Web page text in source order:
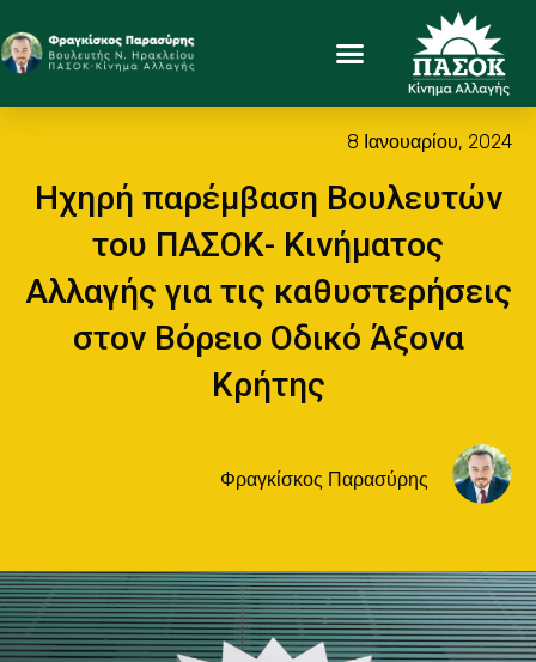
8 Ιανουαρίου, 2024
Ηχηρή παρέμβαση Βουλευτών
του ΠΑΣΟΚ- Κινήματος
Αλλαγής για τις καθυστερήσεις
στον Βόρειο Οδικό Άξονα
Κρήτης
Φραγκίσκος Παρασύρης